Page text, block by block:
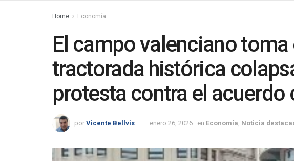
Home Economía
El campo valenciano toma
tractorada histórica
protesta contra el acuerdo
por Vicente Bellvis enero 26, 2026 en Economía Noticia